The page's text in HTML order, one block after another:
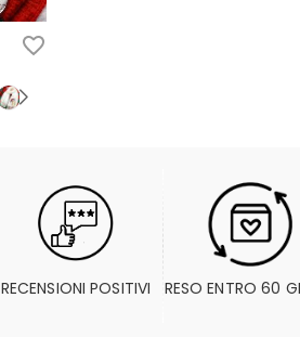
RECENSIONI POSITIVI RESO ENTRO 60